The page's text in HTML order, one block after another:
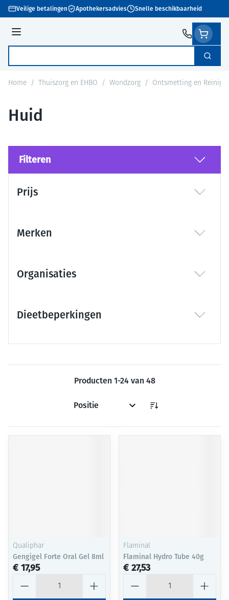
Ga naar de inhoud
Veilige betalingen Apothekersadvies Snelle beschikbaarheid
Menu
Zoek
Home / Thuiszorg en EHBO / Wondzorg / Ontsmetting en
Huid
Filteren
Prijs
Merken
Organisaties
Dieetbeperkingen
Producten 1-24van 48
Sorteer op:
Qualiphar
Gengigel Forte Oral Gel 8ml
€ 17,95
Flaminal
Flaminal Hydro Tube 40g
€ 27,53